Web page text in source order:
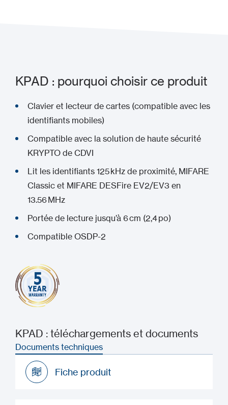
KPAD : pourquoi choisir ce produit
Clavier et lecteur de cartes (compatible avec les
identifiants mobiles)
Compatible avec la solution de haute sécurité
KRYPTO de CDVI
Lit les identifiants 125 kHz de proximité, MIFARE
Classic et MIFARE DESFire EV2/EV3 en
13.56 MHz
Portée de lecture jusqu’à 6 cm (2,4 po)
Compatible OSDP-2
KPAD : téléchargements et documents
Documents techniques
Fiche produit